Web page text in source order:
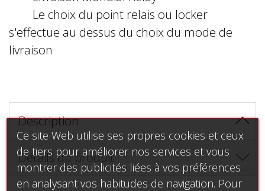
Le choix du point relais ou locker
s'effectue au dessus du choix du mode de
livraison
Description
Détails du produit
Ce site Web utilise ses propres cookies et ceux
de tiers pour améliorer nos services et vous
montrer des publicités liées à vos préférences
en analysant vos habitudes de navigation. Pour